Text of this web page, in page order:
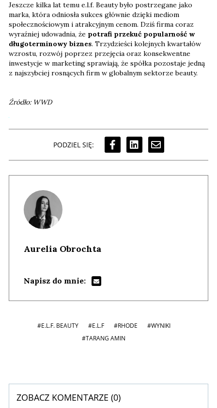
Jeszcze kilka lat temu e.l.f. Beauty było postrzegane jako
marka, która odniosła sukces głównie dzięki mediom
społecznościowym i atrakcyjnym cenom. Dziś firma coraz
wyraźniej udowadnia, że potrafi przekuć popularność w
długoterminowy biznes. Trzydzieści kolejnych kwartałów
wzrostu, rozwój poprzez przejęcia oraz konsekwentne
inwestycje w marketing sprawiają, że spółka pozostaje jedną
z najszybciej rosnących firm w globalnym sektorze beauty.
Źródło: WWD
PODZIEL SIĘ:
Aurelia Obrochta
Napisz do mnie:
#E.L.F. BEAUTY #E.L.F #RHODE
#WYNIKI
#TARANG AMIN
ZOBACZ KOMENTARZE (0)